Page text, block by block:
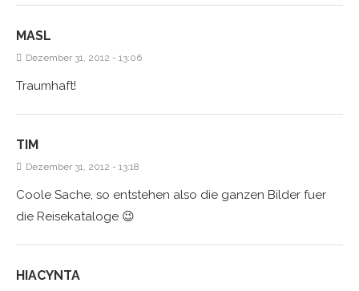
MASL
Dezember 31, 2012 - 13:06
Traumhaft!
TIM
Dezember 31, 2012 - 13:18
Coole Sache, so entstehen also die ganzen Bilder fuer
die Reisekataloge 😉
HIACYNTA